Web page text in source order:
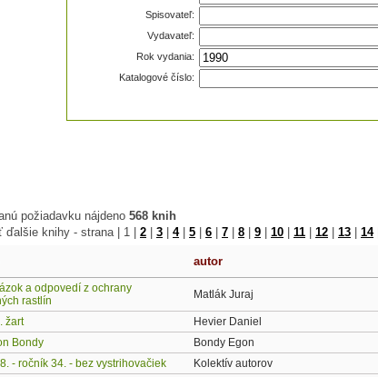
Spisovateľ:
Vydavateľ:
Rok vydania:
Katalogové číslo:
požiadavku nájdeno 568 knih
ďalšie knihy - strana | 1 2 3 4| 5 6 7 8 9 10 11 12 13 14|
autor
a odpovedí z ochrany
rastlín
Matlák Juraj
žart Hevier Daniel
Bondy Bondy Egon
- ročník 34. - bez vystrihovačiek Kolektív autorov